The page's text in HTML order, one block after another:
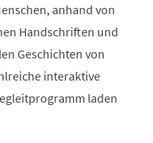
anhand von
Handschriften und
Geschichten von
interaktive
laden